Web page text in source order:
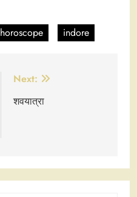
horoscope indore
Next:
शवयात्रा